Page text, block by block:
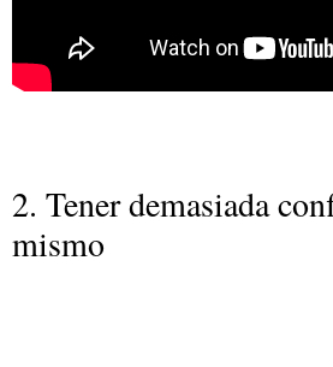
2. Tener demasiada
mismo